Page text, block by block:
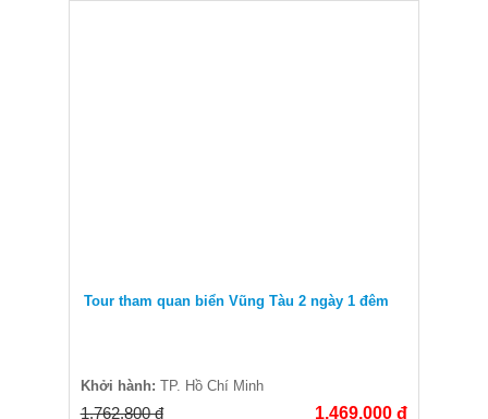
Tour tham quan biển Vũng Tàu 2 ngày 1 đêm
Khởi hành: TP. Hồ Chí Minh
1.762.800 đ 1.469.000 đ